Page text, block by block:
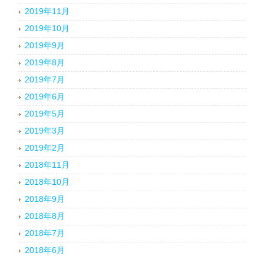
2019年11月
2019年10月
2019年9月
2019年8月
2019年7月
2019年6月
2019年5月
2019年3月
2019年2月
2018年11月
2018年10月
2018年9月
2018年8月
2018年7月
2018年6月